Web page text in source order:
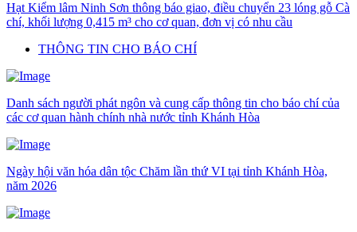
Hạt Kiểm lâm Ninh Sơn thông báo giao, điều chuyển 23 lóng gỗ Cà
chí, khối lượng 0,415 m³ cho cơ quan, đơn vị có nhu cầu
THÔNG TIN CHO BÁO CHÍ
Danh sách người phát ngôn và cung cấp thông tin cho báo chí của
các cơ quan hành chính nhà nước tỉnh Khánh Hòa
Ngày hội văn hóa dân tộc Chăm lần thứ VI tại tỉnh Khánh Hòa,
năm 2026